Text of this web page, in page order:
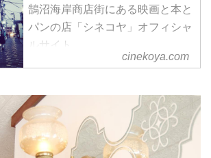
鵠沼海岸商店街にある映画と本と
パンの店「シネコヤ」オフィシャ
ルサイト。
cinekoya.com